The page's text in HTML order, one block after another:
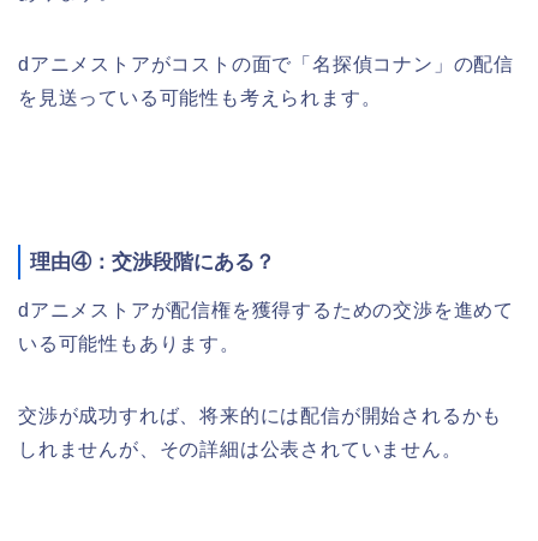
dアニメストアがコストの面で「名探偵コナン」の配信
を見送っている可能性も考えられます。
理由④：交渉段階にある？
dアニメストアが配信権を獲得するための交渉を進めて
いる可能性もあります。
交渉が成功すれば、将来的には配信が開始されるかも
しれませんが、その詳細は公表されていません。